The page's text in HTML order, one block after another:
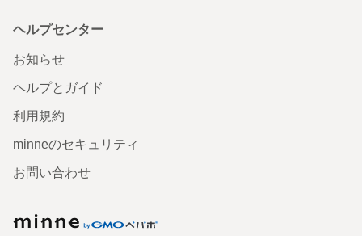
ヘルプセンター
お知らせ
ヘルプとガイド
利用規約
minneのセキュリティ
お問い合わせ